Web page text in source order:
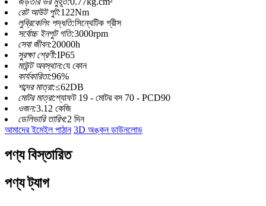
রেট আউট পুট:122Nm
লুব্রিকেলিং পদ্ধতি:সিন্থেটিক গ্রীস
সর্বোচ্চ ইনপুট গতি:3000rpm
সেবা জীবন:20000h
সুরক্ষা শ্রেণী:IP65
মাউন্ট অবস্থান:যে কোন
কার্যকারিতা:96%
শব্দের মাত্রা:≤62DB
মোটর মাত্রা:শ্যাফট 19 - মোটর বস 70 - PCD90
ওজন:3.12 কেজি
ডেলিভারি তারিখ:2 দিন
আমাদের ইমেইল পাঠান 3D অঙ্কন ডাউনলোড
পণ্য বিস্তারিত
পণ্য ট্যাগ